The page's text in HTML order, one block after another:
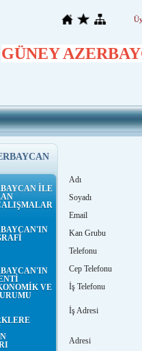
GÜNEY
İLE
VE
Adı
Soyadı
Email
Kan Grubu
Telefonu
Cep Telefonu
İş Telefonu
İş Adresi
Adresi